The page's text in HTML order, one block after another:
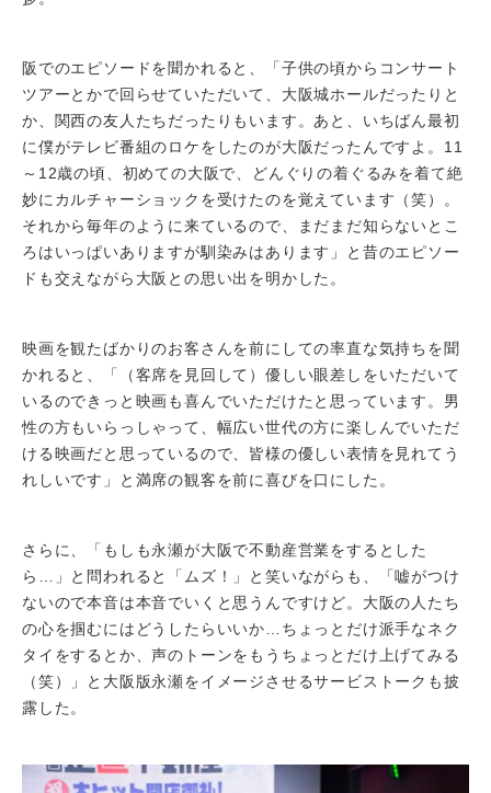
阪でのエピソードを聞かれると、「子供の頃からコンサート
ツアーとかで回らせていただいて、大阪城ホールだったりと
か、関西の友人たちだったりもいます。あと、いちばん最初
に僕がテレビ番組のロケをしたのが大阪だったんですよ。11
～12歳の頃、初めての大阪で、どんぐりの着ぐるみを着て絶
妙にカルチャーショックを受けたのを覚えています（笑）。
それから毎年のように来ているので、まだまだ知らないとこ
ろはいっぱいありますが馴染みはあります」と昔のエピソー
ドも交えながら大阪との思い出を明かした。
映画を観たばかりのお客さんを前にしての率直な気持ちを聞
かれると、「（客席を見回して）優しい眼差しをいただいて
いるのできっと映画も喜んでいただけたと思っています。男
性の方もいらっしゃって、幅広い世代の方に楽しんでいただ
ける映画だと思っているので、皆様の優しい表情を見れてう
れしいです」と満席の観客を前に喜びを口にした。
さらに、「もしも永瀬が大阪で不動産営業をするとした
ら…」と問われると「ムズ！」と笑いながらも、「嘘がつけ
ないので本音は本音でいくと思うんですけど。大阪の人たち
の心を掴むにはどうしたらいいか…ちょっとだけ派手なネク
タイをするとか、声のトーンをもうちょっとだけ上げてみる
（笑）」と大阪版永瀬をイメージさせるサービストークも披
露した。